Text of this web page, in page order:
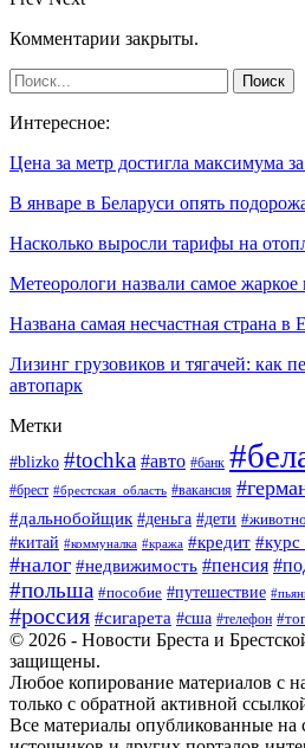
Комментарии закрыты.
Интересное:
Цена за метр достигла максимума
В январе в Беларуси опять
Насколько выросли тарифы на
Метеорологи назвали самое жаркое
Названа самая несчастная страна в
Лизинг грузовиков и тягачей: как
автопарк
Метки
#blizko #tochka #авто #банк
#брест #брестская_область #вакансия
#дальнобойщик #деньга #дети
#китай #коммуналка #кража #кредит
#налог #недвижимость #пенсия
#польша #пособие #путешествие
#россия #сигарета #сша #телефон
© 2026 - Новости Бреста и
защищены.
Любое копирование материалов с
только с обратной активной
Все материалы опубликованные на